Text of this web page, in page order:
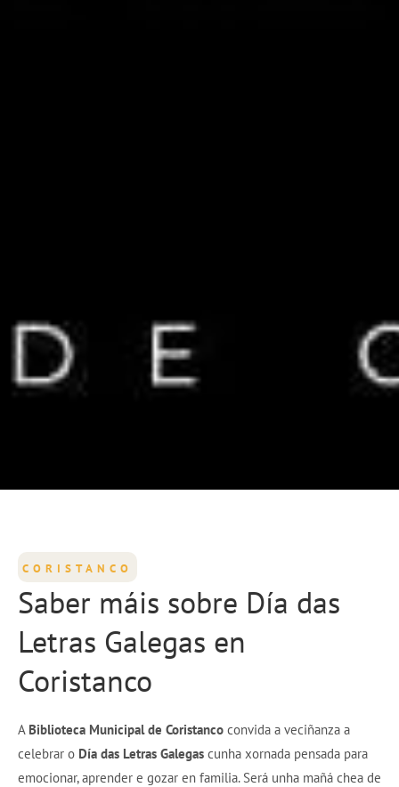
CORISTANCO
Saber máis sobre Día das
Letras Galegas en
Coristanco
A Biblioteca Municipal de Coristanco convida a veciñanza a
celebrar o Día das Letras Galegas cunha xornada pensada para
emocionar, aprender e gozar en familia. Será unha mañá chea de